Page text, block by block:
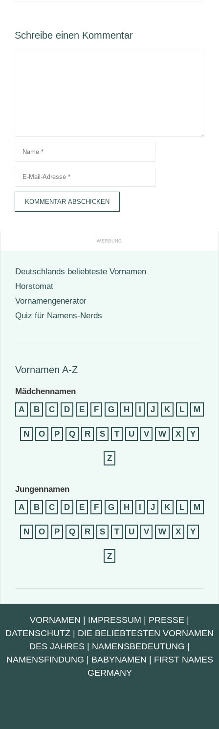
Schreibe einen Kommentar
Name
Adresse
Deutschlands beliebteste Vornamen
Horstomat
Vornamengenerator
Quiz für Namens-Nerds
Vornamen A-Z
Mädchennamen
A
B C D E F G H I J K L M
N O P Q R S T U V W X Y
Z
Jungennamen
A
B C D E F G H I J K L M
N O P Q R S T U V W X Y
Z
VORNAMEN | IMPRESSUM | PRESSE |
DATENSCHUTZ | DIE BELIEBTESTEN VORNAMEN
DES JAHRES | NAMENSBEDEUTUNG |
NAMENSFINDUNG | BABYNAMEN | FIRST NAMES
GERMANY